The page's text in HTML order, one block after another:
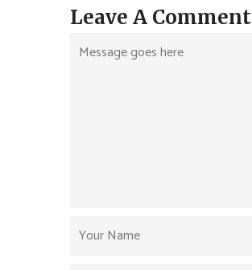
Leave A Comment